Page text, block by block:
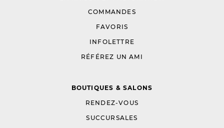
COMMANDES
FAVORIS
INFOLETTRE
RÉFÉREZ UN AMI
BOUTIQUES & SALONS
RENDEZ-VOUS
SUCCURSALES